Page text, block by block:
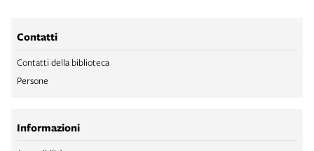
Contatti
Contatti della biblioteca
Persone
Informazioni